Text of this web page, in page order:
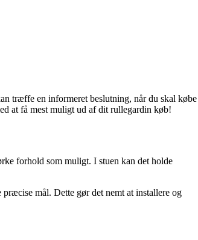
træffe en informeret beslutning, når du skal købe
at få mest muligt ud af dit rullegardin køb!
forhold som muligt. I stuen kan det holde
mål. Dette gør det nemt at installere og